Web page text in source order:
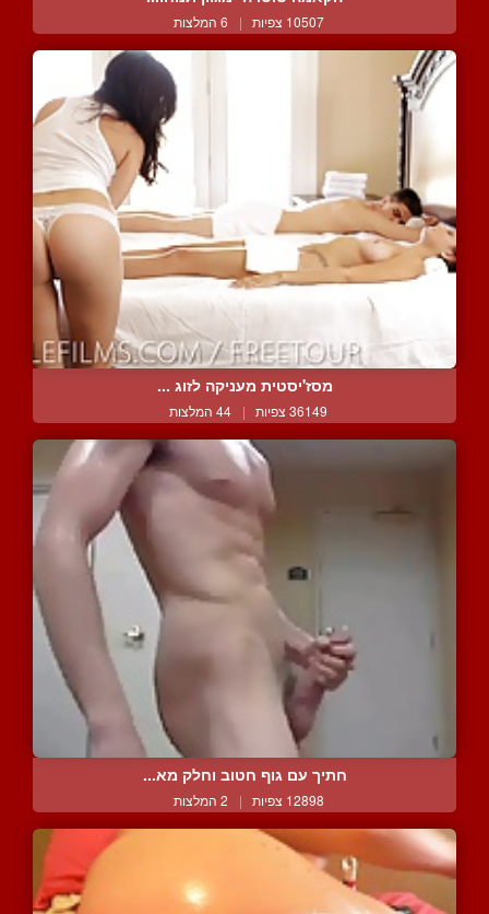
10507 צפיות | 6 המלצות
מסז'יסטית מעניקה לזוג ...
36149 צפיות | 44 המלצות
חתיך עם גוף חטוב וחלק מא...
12898 צפיות | 2 המלצות